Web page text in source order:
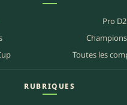
Pro D2
Toutes les
RUBRIQUES